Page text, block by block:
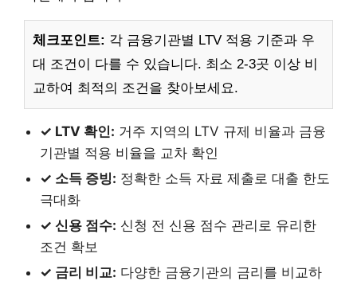
체크포인트: 각 금융기관별 LTV 적용 기준과 우
대 조건이 다를 수 있습니다. 최소 2-3곳 이상 비
교하여 최적의 조건을 찾아보세요.
✓ LTV 확인: 거주 지역의 LTV 규제 비율과 금융
기관별 적용 비율을 교차 확인
✓ 소득 증빙: 정확한 소득 자료 제출로 대출 한도
극대화
✓ 신용 점수: 신청 전 신용 점수 관리로 유리한
조건 확보
✓ 금리 비교: 다양한 금융기관의 금리를 비교하